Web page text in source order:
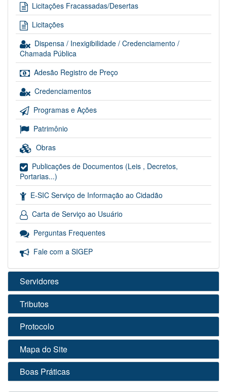
Licitações Fracassadas/Desertas
Licitações
Dispensa / Inexigibilidade / Credenciamento /
Chamada Pública
Adesão Registro de Preço
Credenciamentos
Programas e Ações
Patrimônio
Obras
Publicações de Documentos (Leis , Decretos,
Portarias...)
E-SIC Serviço de Informação ao Cidadão
Carta de Serviço ao Usuário
Perguntas Frequentes
Fale com a SIGEP
Servidores
Tributos
Protocolo
Mapa do Site
Boas Práticas